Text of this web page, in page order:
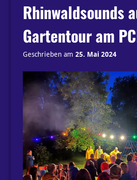
Rhinwaldsounds
Gartentour am
Geschrieben am 25. Mai 2024